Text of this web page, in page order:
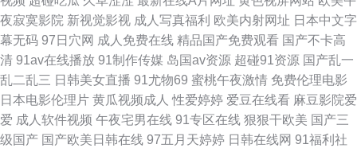
堂网wwwaa 91韩国黄色网页 超碰神马精品 久久五月蜜桃 日韩免费色情网址
中文字幕精品无吗 超碰3p在线观看 黑丝在线 欧美肏屄精品区别 熟女丝袜91
91福利社 俺去射官网 激情五月天成年网 精品国产日韩欧美 aa网站 激情内射
网站 人人97 性爱欧美成人 91小視頻 国产欧美撸日韩 免费人人操 午夜激情
夜寂寞影院 新视觉影视 成人写真福利 欧美内射网址 日本中文字
幕无码 97日穴网 成人免费在线 精品国产免费观看 国产不卡高
清 91av在线播放 91制作传媒 岛国av资源 超碰91资源 国产乱一
乱二乱三 日韩美女直播 91尤物69 蜜桃午夜激情 免费伦理电影
日本电影伦理片 黄瓜视频成人 性爱婷婷 爱豆在线看 麻豆影院爱
爱 成人软件视频 午夜宅男在线 91专区在线 狠狠干欧美 国产三
级国产 国产欧美日韩在线 97五月天婷婷 日韩在线网 91福利社